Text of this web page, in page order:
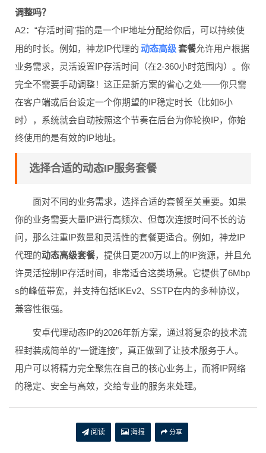
调整吗？
A2：“存活时间”指的是一个IP地址分配给你后，可以持续使
用的时长。例如，神龙IP代理的 动态高级套餐允许用户根据
业务需求，灵活设置IP存活时间（在2-360小时范围内）。你
完全不需要手动调整！这正是新方案的省心之处——你只需
在客户端或后台设定一个你期望的IP稳定时长（比如6小
时），系统就会自动按照这个节奏在后台为你轮换IP，你始
终使用的是有效的IP地址。
选择合适的动态IP服务套餐
面对不同的业务需求，选择合适的套餐至关重要。如果
你的业务需要大量IP进行高频次、但每次连接时间不长的访
问，那么注重IP数量和灵活性的套餐更适合。例如，神龙IP
代理的动态高级套餐，提供日更200万以上的IP资源，并且允
许灵活控制IP存活时间，非常适合这类场景。它提供了6Mbp
s的峰值带宽，并支持包括IKEv2、SSTP在内的多种协议，
兼容性很强。
安卓代理动态IP的2026年新方案，通过将复杂的技术流
程封装成简单的“一键连接”，真正做到了让技术服务于人。
用户可以将精力完全聚焦在自己的核心业务上，而将IP网络
的稳定、安全与高效，交给专业的服务来处理。
阅读 海报 分享